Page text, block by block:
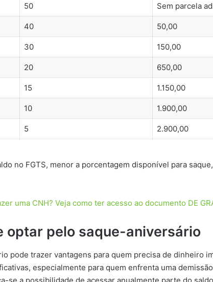
50 Sem parcela
40 50,00
30 150,00
20 650,00
15 1.150,00
10 1.900,00
5 2.900,00
no FGTS, menor a porcentagem disponível para
uma CNH? Veja como ter acesso ao documento DE
optar pelo saque-aniversário
pode trazer vantagens para quem precisa de dinheiro
especialmente para quem enfrenta uma